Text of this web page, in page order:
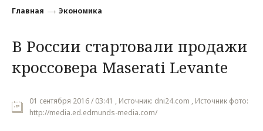
Главная Экономика
В России стартовали продажи
кроссовера Maserati Levante
01 сентября 2016 / 03:41 , Источник: dni24.com , Источник фото:
http://media.ed.edmunds-media.com/